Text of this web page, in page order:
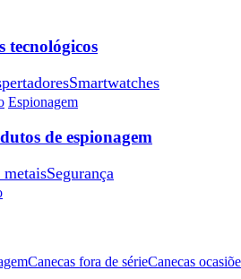
tecnológicos
Smartwatches
Espionagem
de espionagem
metaisSegurança
Canecas fora de sérieCanecas